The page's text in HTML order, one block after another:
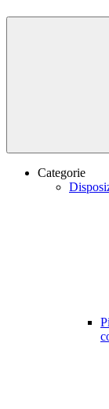
Categorie